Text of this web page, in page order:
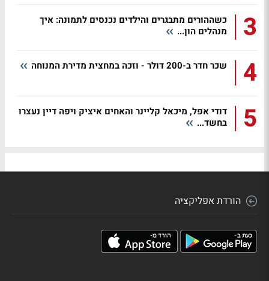
3
כשההורים מתבגרים והילדים נכנסים לתמונה: איך
מנהלים הון...
4 שכר חדר ב-200 דולר - וזכה במחצית מדירת המנוחה
5
דודי אפל, מיכאל קליינר והאחים איציק ויפה דיין נעצרו
בחשד...
הורדת אפליקציה